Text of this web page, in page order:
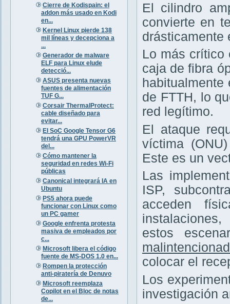
Cierre de Kodispain: el
addon más usado en Kodi
en...
Kernel Linux pierde 138
mil líneas y decepciona a
...
Generador de malware
ELF para Linux elude
detecció...
ASUS presenta nuevas
fuentes de alimentación
TUF G...
Corsair ThermalProtect:
cable diseñado para
evitar...
El SoC Google Tensor G6
tendrá una GPU PowerVR
del...
Cómo mantener la
seguridad en redes Wi-Fi
públicas
Canonical integrará IA en
Ubuntu
PS5 ahora puede
funcionar con Linux como
un PC gamer
Google enfrenta protesta
masiva de empleados por
c...
Microsoft libera el código
fuente de MS-DOS 1.0 en...
Rompen la protección
anti-piratería de Denuvo
Microsoft reemplaza
Copilot en el Bloc de notas
de...
El cilindro
convierte en
drásticamente
Lo más crítico
caja de fibra
de FTTH, lo
red legítimo.
El ataque
víctima
Este es un
Las
ISP,
acceden
estos
colocar el
Los
investigación